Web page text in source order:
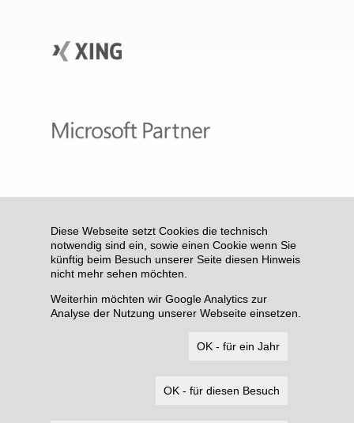
Diese Webseite setzt Cookies die technisch
notwendig sind ein, sowie einen Cookie wenn Sie
künftig beim Besuch unserer Seite diesen Hinweis
nicht mehr sehen möchten.
Weiterhin möchten wir Google Analytics zur
Analyse der Nutzung unserer Webseite einsetzen.
OK - für ein Jahr
OK - für diesen Besuch